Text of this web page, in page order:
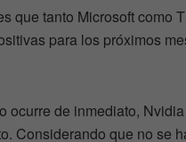
que tanto Microsoft como
para los próximos
ocurre de inmediato,
Considerando que no se